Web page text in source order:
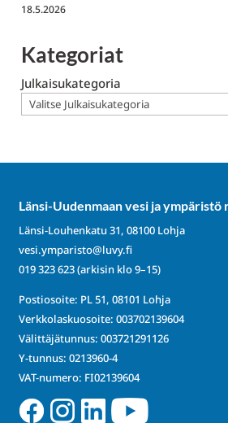
18.5.2026
Kategoriat
Julkaisukategoria
Länsi-Uudenmaan vesi ja ympäristö
Länsi-Louhenkatu 31, 08100 Lohja
vesi.ymparisto@luvy.fi
019 323 623(arkisin klo 9–15)
Postiosoite: PL 51, 08101 Lohja
Verkkolaskuosoite: 003702139604
Välittäjätunnus: 003721291126
Y-tunnus: 0213960-4
VAT-numero: FI02139604